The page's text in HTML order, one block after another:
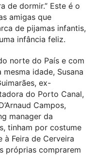
de dormir.” Este é o
amigas que
de pijamas infantis,
infância feliz.
norte do País e com
mesma idade, Susana
ex-
do Porto Canal,
Campos,
manager da
tinham por costume
à Feira de Cerveira
próprias comprarem